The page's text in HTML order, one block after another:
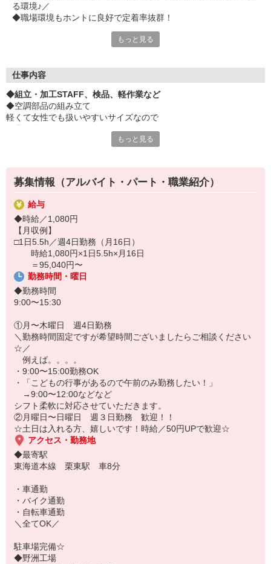
る環境♪／
◆職場環境もホントに良好で定着率抜群！
〜〜扶養内で勤務したい方〜〜もっと見る
仕事内容
◆組立・加工STAFF、検品、軽作業など
◆空調部品の組み立て
軽くて女性でも扱いやすいサイズなので
・冷暖房完備で働きやすい職場
・単純作業でも達成感が得られる♪
コツコツ作業や単純作業が好きな方にはピッタリ★
☆まずはかんたん作業からスタート！
もっと見る
募集情報（アルバイト・パート・職業紹介）
給与
◆時給／1,080円
【月収例】
□1日5.5h／週4日勤務（月16日）
時給1,080円×1日5.5h×月16日
＝95,040円〜
勤務時間・曜日
◆勤務時間
9:00〜15:30
①月〜木曜日 週4日勤務
＼勤務時間固定ですが希望時間ございましたらご相談ください
☆／
例えば。。。。
・9:00〜15:00勤務OK
・「こどもの行事があるので午前のみ勤務したい！」
→9:00〜12:00などなど
シフト柔軟に対応させていただきます。
②月曜日〜日曜日 週３日勤務 歓迎！！
☆土日は入れる方、嬉しいです！時給／50円UPで歓迎☆
アクセス・勤務地
◆最寄駅
東海道本線 栗東駅 車8分
・車通勤
・バイク通勤
・自転車通勤
＼全てOK／
駐車場完備☆
◆野洲工場